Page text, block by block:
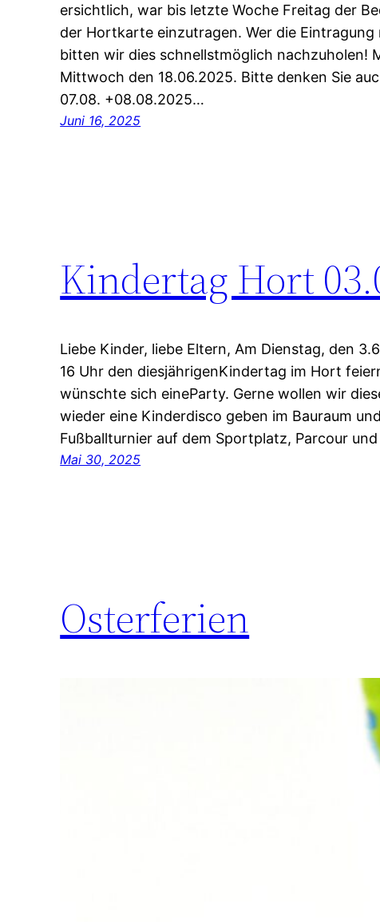
ersichtlich, war bis letzte Woche Freitag der
der Hortkarte einzutragen. Wer die
bitten wir dies schnellstmöglich nachzuholen!
Mittwoch den 18.06.2025. Bitte denken Sie
07.08. +08.08.2025…
Juni 16, 2025
Kindertag Hort
Liebe Kinder, liebe Eltern, Am Dienstag, den
16 Uhr den diesjährigenKindertag im Hort
wünschte sich eineParty. Gerne wollen wir
wieder eine Kinderdisco geben im Bauraum
Fußballturnier auf dem Sportplatz, Parcour
Mai 30, 2025
Osterferien